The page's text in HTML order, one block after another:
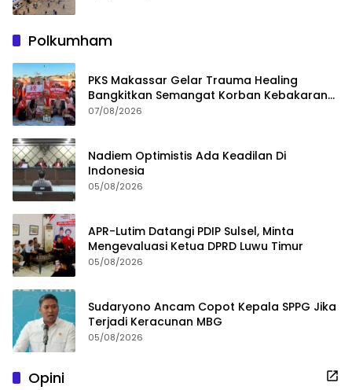
Polkumham
PKS Makassar Gelar Trauma Healing
Bangkitkan Semangat Korban Kebakaran
Tallo
07/08/2026
Nadiem Optimistis Ada Keadilan Di
Indonesia
05/08/2026
APR-Lutim Datangi PDIP Sulsel, Minta
Mengevaluasi Ketua DPRD Luwu Timur
05/08/2026
Sudaryono Ancam Copot Kepala SPPG Jika
Terjadi Keracunan MBG
05/08/2026
Opini